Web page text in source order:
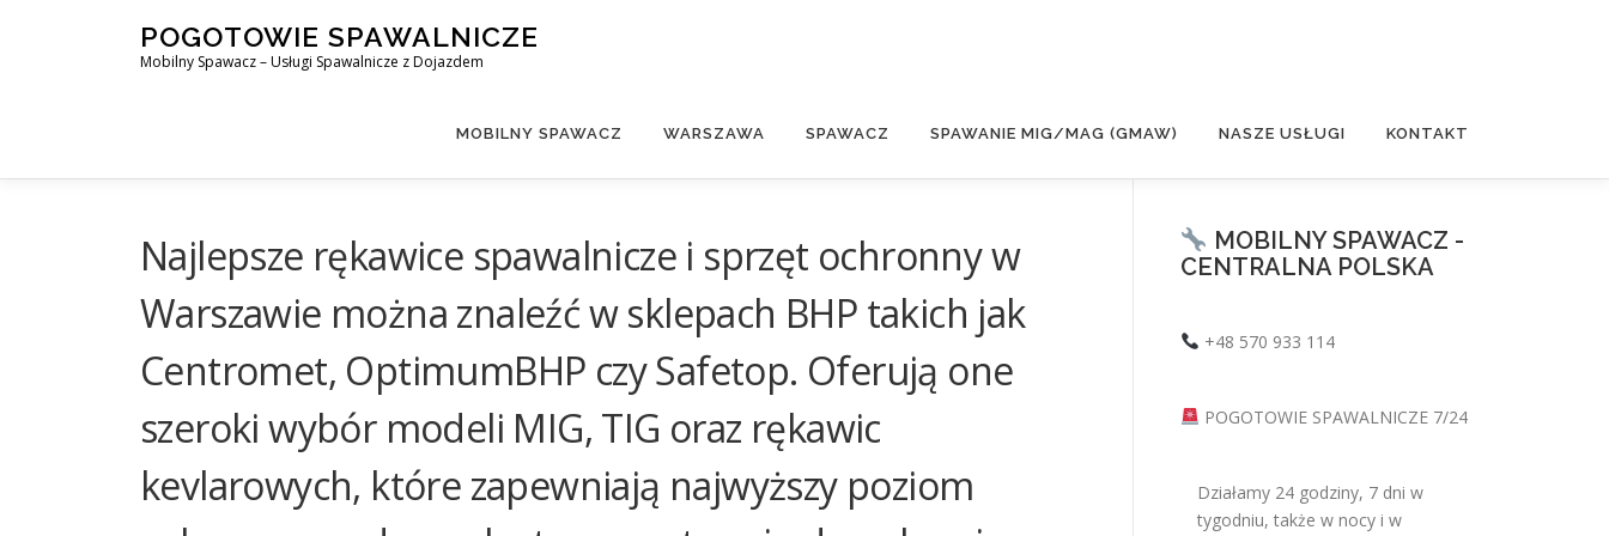
POGOTOWIE SPAWALNICZE
Mobilny Spawacz – Usługi Spawalnicze z Dojazdem
MOBILNY SPAWACZ WARSZAWA SPAWACZ SPAWANIE MIG/MAG (GMAW) NASZE USŁUGI KONTAKT
Najlepsze rękawice spawalnicze i sprzęt ochronny w
Warszawie można znaleźć w sklepach BHP takich jak
Centromet, OptimumBHP czy Safetop. Oferują one
szeroki wybór modeli MIG, TIG oraz rękawic
kevlarowych, które zapewniają najwyższy poziom
MOBILNY SPAWACZ -
CENTRALNA POLSKA
+48 570 933 114
POGOTOWIE SPAWALNICZE 7/24
Działamy 24 godziny, 7 dni w
tygodniu, także w nocy i w